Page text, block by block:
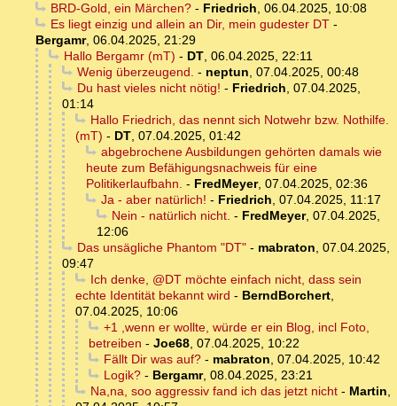
BRD-Gold, ein Märchen?- Friedrich, 06.04.2025, 10:08
Es liegt einzig und allein an Dir, mein gudester DT-
Bergamr, 06.04.2025, 21:29
Hallo Bergamr (mT) - DT, 06.04.2025, 22:11
Wenig überzeugend. - neptun, 07.04.2025, 00:48
Du hast vieles nicht nötig! - Friedrich, 07.04.2025,
01:14
Hallo Friedrich, das nennt sich Notwehr bzw. Nothilfe.
(mT) - DT, 07.04.2025, 01:42
abgebrochene Ausbildungen gehörten damals wie
heute zum Befähigungsnachweis für eine
Politikerlaufbahn. - FredMeyer, 07.04.2025, 02:36
Ja - aber natürlich! - Friedrich, 07.04.2025, 11:17
Nein - natürlich nicht. - FredMeyer, 07.04.2025,
12:06
Das unsägliche Phantom "DT"- mabraton, 07.04.2025,
09:47
Ich denke, @DT möchte einfach nicht, dass sein
echte Identität bekannt wird - BerndBorchert,
07.04.2025, 10:06
+1 ,wenn er wollte, würde er ein Blog, incl Foto,
betreiben - Joe68, 07.04.2025, 10:22
Fällt Dir was auf?- mabraton, 07.04.2025, 10:42
Logik?- Bergamr, 08.04.2025, 23:21
Na,na, soo aggressiv fand ich das jetzt nicht- Martin,